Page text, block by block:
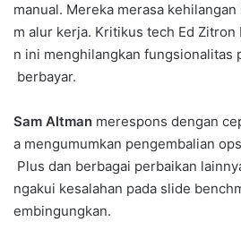
manual. Mereka merasa
m alur kerja. Kritikus tech Ed
n ini menghilangkan fungsionalitas
berbayar.
Sam Altman merespons dengan
a mengumumkan pengembalian
Plus dan berbagai perbaikan
ngakui kesalahan pada slide
embingungkan.